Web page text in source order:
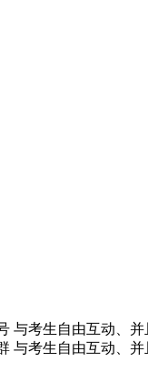
与考生自由互动、并
与考生自由互动、并